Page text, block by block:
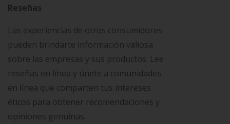
Reseñas
Las experiencias de otros consumidores
pueden brindarte información valiosa
sobre las empresas y sus productos. Lee
reseñas en línea y únete a comunidades
en línea que comparten tus intereses
éticos para obtener recomendaciones y
opiniones genuinas.